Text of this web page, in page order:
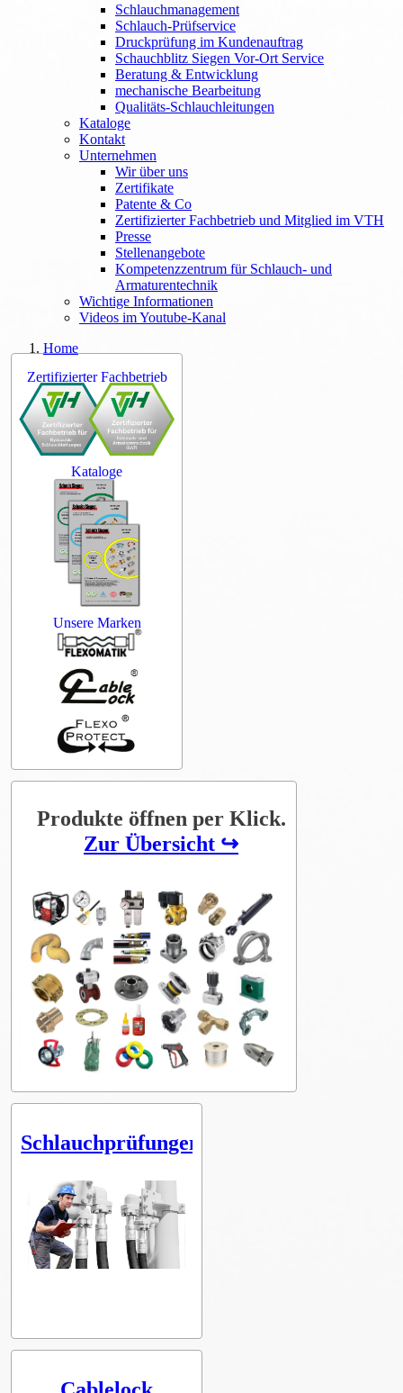
Schlauchmanagement
Schlauch-Prüfservice
Druckprüfung im Kundenauftrag
Schauchblitz Siegen Vor-Ort Service
Beratung & Entwicklung
mechanische Bearbeitung
Qualitäts-Schlauchleitungen
Kataloge
Kontakt
Unternehmen
Wir über uns
Zertifikate
Patente & Co
Zertifizierter Fachbetrieb und Mitglied im VTH
Presse
Stellenangebote
Kompetenzzentrum für Schlauch- und
Armaturentechnik
Wichtige Informationen
Videos im Youtube-Kanal
Home
Zertifizierter Fachbetrieb
Kataloge
Unsere Marken
Produkte öffnen per Klick.
Zur Übersicht ↪
Schlauchprüfungen